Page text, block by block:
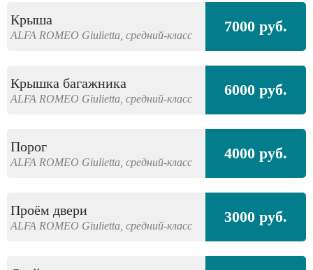
Крыша
ALFA ROMEO Giulietta, средний-класс 7000 руб.
Крышка багажника
ALFA ROMEO Giulietta, средний-класс 6000 руб.
Порог
ALFA ROMEO Giulietta, средний-класс 4000 руб.
Проём двери
ALFA ROMEO Giulietta, средний-класс 3000 руб.